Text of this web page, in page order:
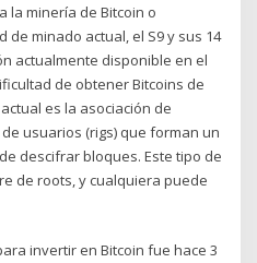
la minería de Bitcoin o
minado actual, el S9 y sus 14
actualmente disponible en el
de obtener Bitcoins de
es la asociación de
usuarios (rigs) que forman un
descifrar bloques. Este tipo de
de roots, y cualquiera puede
invertir en Bitcoin fue hace 3